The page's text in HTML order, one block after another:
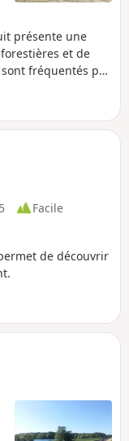
présente une
et de
fréquentés par
Facile
de découvrir